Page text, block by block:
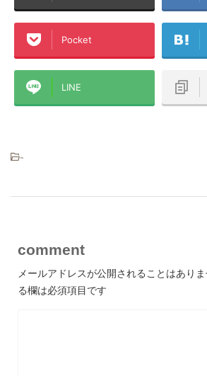
Pocket
LINE
-
comment
メールアドレスが公開されることはありま
る欄は必須項目です